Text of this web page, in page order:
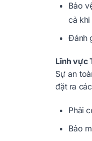
Bảo
cả khi
Đánh
Lĩnh vực
Sự an
đặt ra
Phải
Bảo